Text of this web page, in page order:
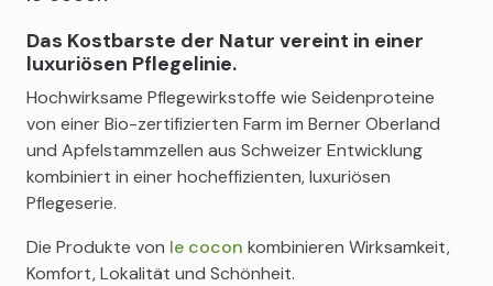
Das Kostbarste der Natur vereint in einer
luxuriösen Pflegelinie.
Hochwirksame Pflegewirkstoffe wie Seidenproteine
von einer Bio-zertifizierten Farm im Berner Oberland
und Apfelstammzellen aus Schweizer Entwicklung
kombiniert in einer hocheffizienten, luxuriösen
Pflegeserie.
Die Produkte von le cocon kombinieren Wirksamkeit,
Komfort, Lokalität und Schönheit.